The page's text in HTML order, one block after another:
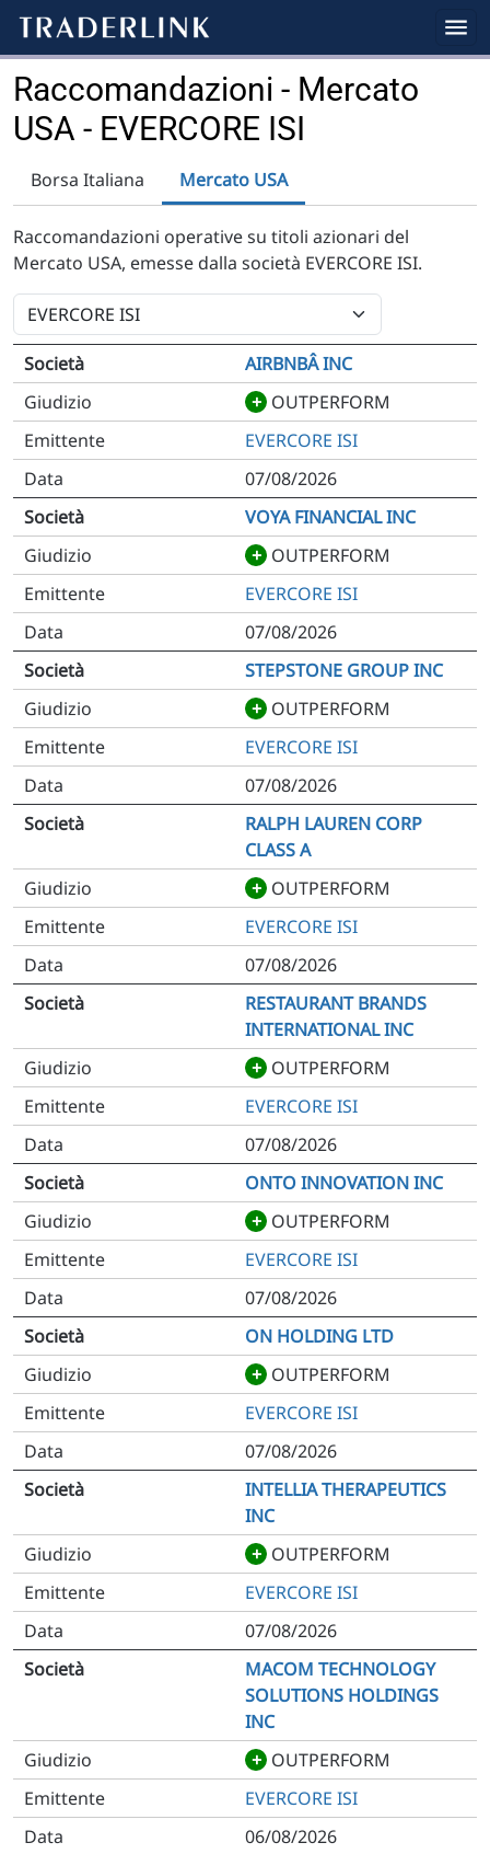
Raccomandazioni - Mercato
USA - EVERCORE ISI
Borsa Italiana Mercato USA
Raccomandazioni operative su titoli azionari del
Mercato USA, emesse dalla società EVERCORE ISI.
AIRBNBÂ INC
+ OUTPERFORM
EVERCORE ISI
07/08/2026
VOYA FINANCIAL INC
+ OUTPERFORM
EVERCORE ISI
07/08/2026
STEPSTONE GROUP INC
+ OUTPERFORM
EVERCORE ISI
07/08/2026
RALPH LAUREN CORP
CLASS A
+ OUTPERFORM
EVERCORE ISI
07/08/2026
RESTAURANT BRANDS
INTERNATIONAL INC
+ OUTPERFORM
EVERCORE ISI
07/08/2026
ONTO INNOVATION INC
+ OUTPERFORM
EVERCORE ISI
07/08/2026
ON HOLDING LTD
+ OUTPERFORM
EVERCORE ISI
07/08/2026
INTELLIA THERAPEUTICS
INC
+ OUTPERFORM
EVERCORE ISI
07/08/2026
MACOM TECHNOLOGY
SOLUTIONS HOLDINGS
INC
+ OUTPERFORM
EVERCORE ISI
06/08/2026